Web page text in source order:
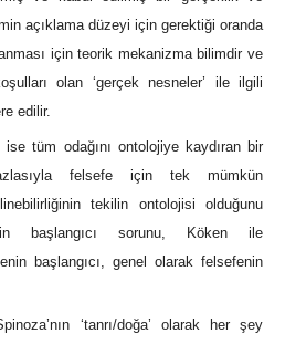
açıklama düzeyi için gerektiği oranda
için teorik mekanizma bilimdir ve
olan ‘gerçek nesneler’ ile ilgili
edilir.
ise tüm odağını ontolojiye kaydıran bir
felsefe için tek mümkün
tekilin ontolojisi olduğunu
başlangıcı sorunu, Köken ile
başlangıcı, genel olarak felsefenin
‘tanrı/doğa’ olarak her şey